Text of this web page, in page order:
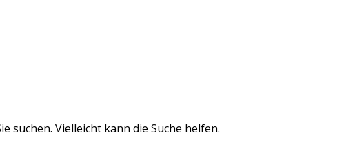
suchen. Vielleicht kann die Suche helfen.